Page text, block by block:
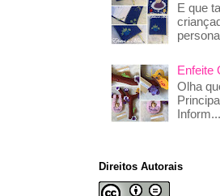
E que
Enfeite
Olha
Inform...
Direitos Autorais